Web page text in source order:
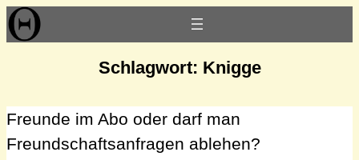
Zum
Inhalt
Schlagwort: Knigge
Freunde im Abo oder darf man
Freundschaftsanfragen ablehen?